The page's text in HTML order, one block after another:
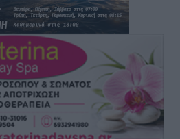
Τι ισχύει για πενθήμερο,
πρόγραμμα τον Αύγουστο από